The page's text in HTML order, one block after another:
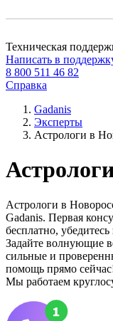
Техническая
Написать в
8 800 511 46 82
Справка
Gadanis
Эксперты
Астрологи в
Астрологи в
Gadanis. Первая
бесплатно,
Задайте волнующие
сильные и
помощь прямо
Мы работаем